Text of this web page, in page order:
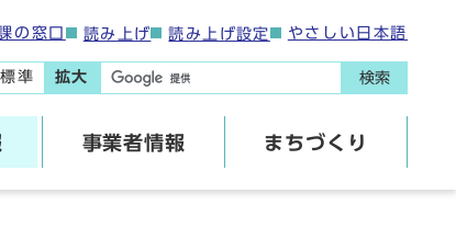
の窓口 読み上げ 読み上げ設定 やさしい日本語
標準 拡大 検索
事業者情報 まちづくり